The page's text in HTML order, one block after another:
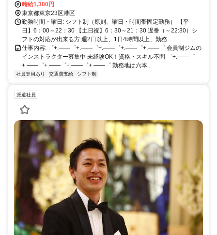
10分 大江戸線・南北線「麻布十番駅」徒歩15分
時給1,300円
東京都東京23区港区
勤務時間・曜日: シフト制（原則、曜日・時間帯固定勤務） 【平
日】6：00～22：30 【土日祝】6：30～21：30 遅番（～22:30）シ
フトの対応が出来る方 週2日以上、1日4時間以上、勤務...
仕事内容: ゜+.――゜+.――゜+.――゜+.――゜+.――゜ 会員制ジムの
インストラクター募集中 未経験OK！資格・スキル不問 ゜+.――゜
+.――゜+.――゜+.――゜+.――゜ 勤務地は六本...
社員登用あり 交通費支給 シフト制
派遣社員